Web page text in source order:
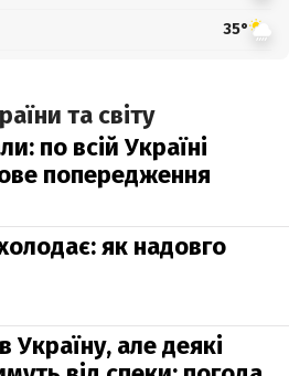
35°
та світу
по всій Україні
попередження
як надовго
але деякі